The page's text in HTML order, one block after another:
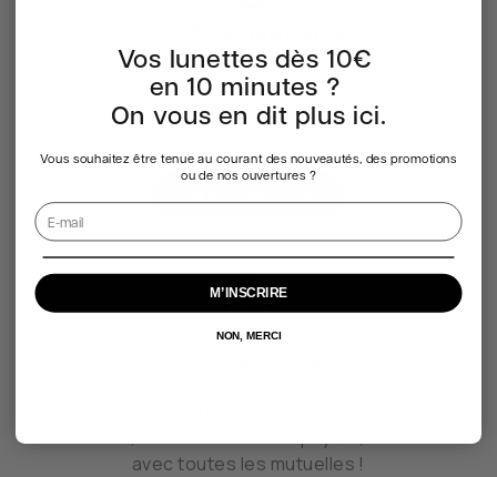
Dans tous nos magasins, la Réforme 100%
Santé donne droit à un Reste à charge de
0€ sur tout notre catalogue.
avec toutes les mutuelles !
Vos lunettes dès 10€
en 10 minutes ?
On vous en dit plus ici.
Vous souhaitez être tenue au courant des nouveautés, des promotions
ou de nos ouvertures ?
M’INSCRIRE
NON, MERCI